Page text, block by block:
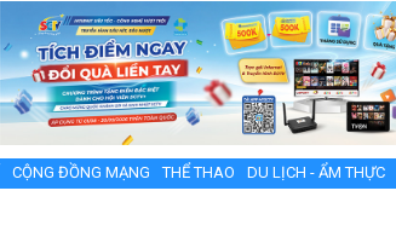
CỘNG ĐỒNG MẠNG THỂ THAO DU LỊCH - ẨM THỰC